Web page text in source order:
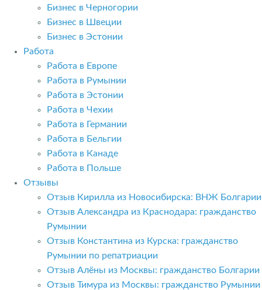
Бизнес в Черногории
Бизнес в Швеции
Бизнес в Эстонии
Работа
Работа в Европе
Работа в Румынии
Работа в Эстонии
Работа в Чехии
Работа в Германии
Работа в Бельгии
Работа в Канаде
Работа в Польше
Отзывы
Отзыв Кирилла из Новосибирска: ВНЖ Болгарии
Отзыв Александра из Краснодара: гражданство
Румынии
Отзыв Константина из Курска: гражданство
Румынии по репатриации
Отзыв Алёны из Москвы: гражданство Болгарии
Отзыв Тимура из Москвы: гражданство Румынии